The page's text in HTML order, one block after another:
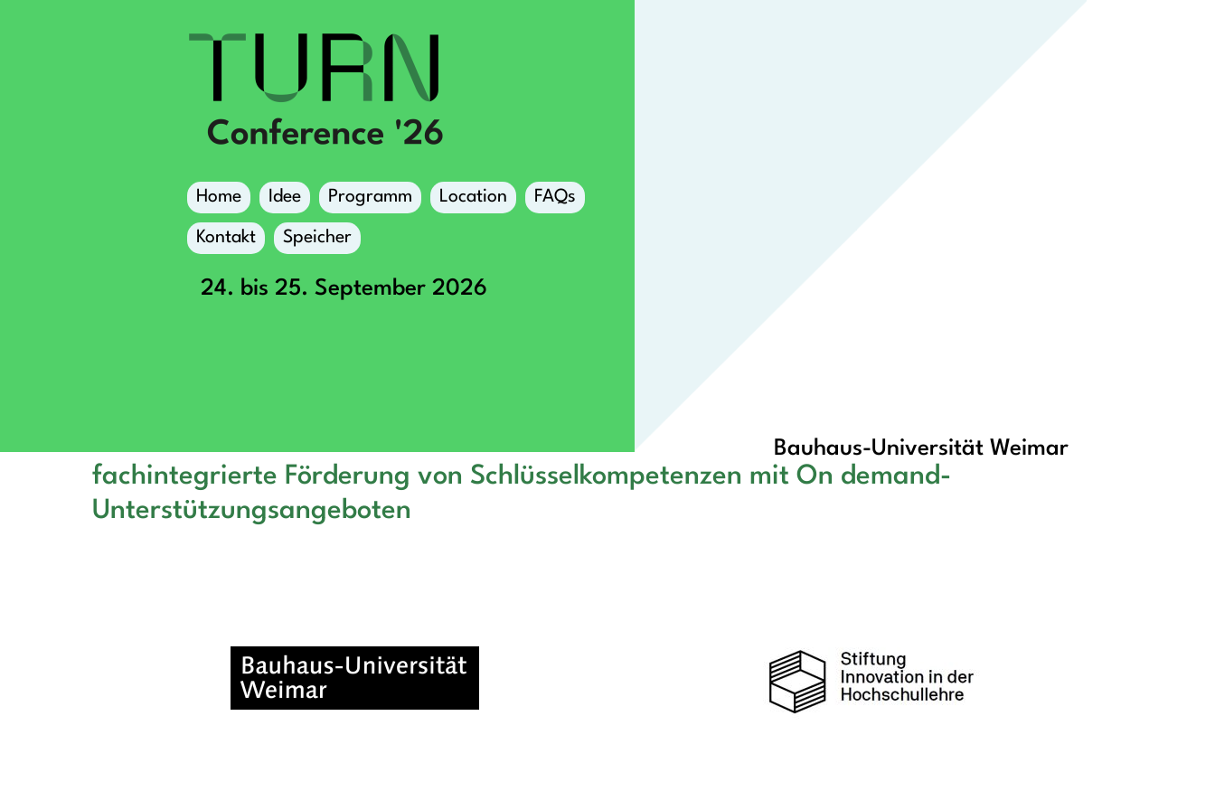
Home Idee Programm Location FAQs
Kontakt Speicher
24. bis 25. September 2026
Bauhaus-Universität Weimar
fachintegrierte Förderung von Schlüsselkompetenzen mit On demand-
Unterstützungsangeboten